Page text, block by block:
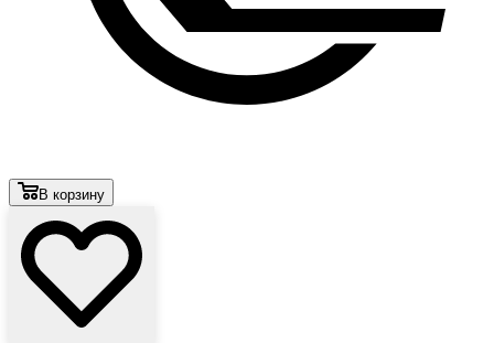
В корзину